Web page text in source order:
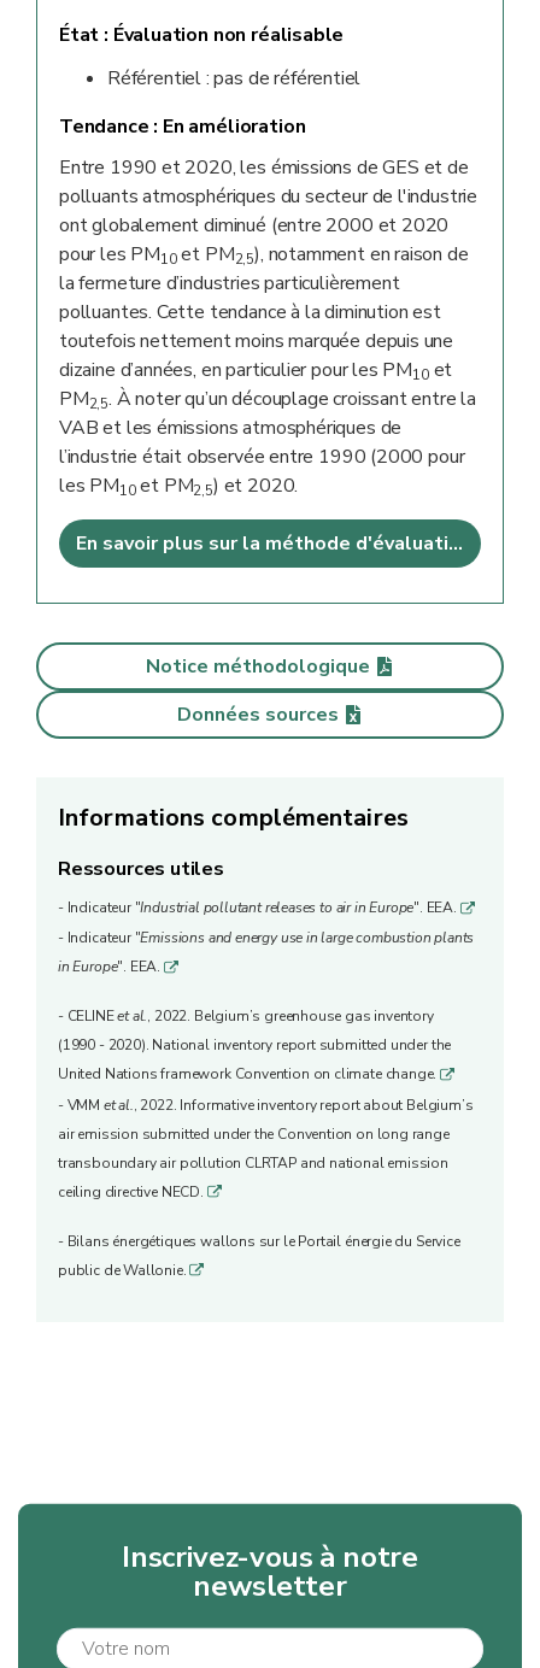
État : Évaluation non réalisable
Référentiel : pas de référentiel
Tendance : En amélioration
Entre 1990 et 2020, les émissions de GES et de
polluants atmosphériques du secteur de l'industrie
ont globalement diminué (entre 2000 et 2020
pour les PM10et PM2,5), notamment en raison de
la fermeture d’industries particulièrement
polluantes. Cette tendance à la diminution est
toutefois nettement moins marquée depuis une
dizaine d’années, en particulier pour les PM10et
PM2,5. À noter qu’un découplage croissant entre la
VAB et les émissions atmosphériques de
l’industrie était observée entre 1990 (2000 pour
les PM10et PM2,5) et 2020.
En savoir plus sur la méthode d'évaluation
Notice méthodologique
Données sources
Informations complémentaires
Ressources utiles
- Indicateur "Industrial pollutant releases to air in Europe". EEA. q
- Indicateur "Emissions and energy use in large combustion plants
in Europe". EEA. q
- CELINEet al., 2022. Belgium’s greenhouse gas inventory
(1990 - 2020). National inventory report submitted under the
United Nations framework Convention on climate change.q
- VMM et al., 2022. Informative inventory report about Belgium’s
air emission submitted under the Convention on long range
transboundary air pollution CLRTAP and national emission
ceiling directive NECD. q
- Bilans énergétiques wallons sur le Portail énergie du Service
public de Wallonie.q
Inscrivez-vous à notre
newsletter